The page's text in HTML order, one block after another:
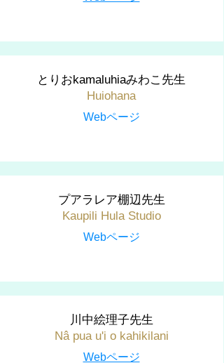
とりおkamaluhiaみわこ先生
Huiohana
Webページ
プアラレア棚辺先生
Kaupili Hula Studio
Webページ
川中絵理子先生
Nâ pua u'i o kahikilani
Webページ